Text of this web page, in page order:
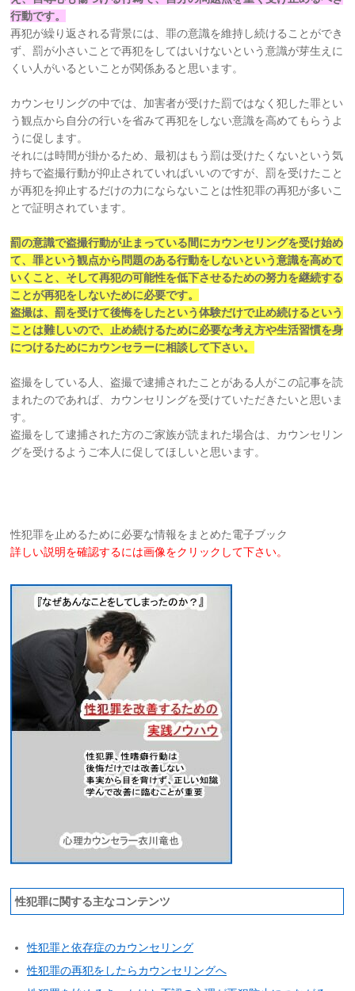
行動です。
再犯が繰り返される背景には、罪の意識を維持し続けることができ
ず、罰が小さいことで再犯をしてはいけないという意識が芽生えに
くい人がいるといことが関係あると思います。
カウンセリングの中では、加害者が受けた罰ではなく犯した罪とい
う観点から自分の行いを省みて再犯をしない意識を高めてもらうよ
うに促します。
それには時間が掛かるため、最初はもう罰は受けたくないという気
持ちで盗撮行動が抑止されていればいいのですが、罰を受けたこと
が再犯を抑止するだけの力にならないことは性犯罪の再犯が多いこ
とで証明されています。
罰の意識で盗撮行動が止まっている間にカウンセリングを受け始め
て、罪という観点から問題のある行動をしないという意識を高めて
いくこと、そして再犯の可能性を低下させるための努力を継続する
ことが再犯をしないために必要です。
盗撮は、罰を受けて後悔をしたという体験だけで止め続けるという
ことは難しいので、止め続けるために必要な考え方や生活習慣を身
につけるためにカウンセラーに相談して下さい。
盗撮をしている人、盗撮で逮捕されたことがある人がこの記事を読
まれたのであれば、カウンセリングを受けていただきたいと思いま
す。
盗撮をして逮捕された方のご家族が読まれた場合は、カウンセリン
グを受けるようご本人に促してほしいと思います。